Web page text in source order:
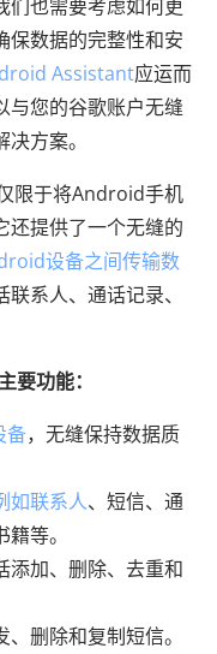
们也需要考虑如何更
保数据的完整性和安
Assistant应运而
与您的谷歌账户无缝
方案。
限于将Android手机
还提供了一个无缝的
设备之间传输数
系人、通话记录、
功能：
备，无缝保持数据质
如联系人、短信、通
等。
添加、删除、去重和
删除和复制短信。